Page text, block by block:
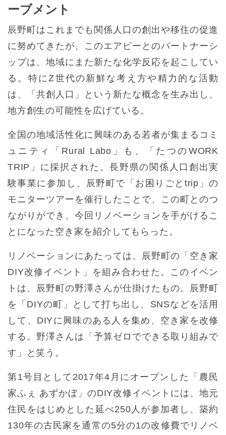
ーブメント
辰野町はこれまでも関係人口の創出や移住の促進
に努めてきたが、このエアビーとのパートナーシ
ップは、地域にまた新たな化学反応を起こしてい
る。特にZ世代の新鮮な考え方や精力的な活動
は、「共創人口」という新たな概念を生み出し、
地方創生の可能性を広げている。
全国の地域活性化に興味のある若者が集まるコミ
ュニティ「Rural Labo」も、「たつのWORK
TRIP」に採択された。長野県の関係人口創出実
験事業に参加し、辰野町で「お困りごとtrip」の
モニターツアーを催行したことで、この町とのつ
ながりができ、今回リノベーションを手がけるこ
とになった空き家を紹介してもらった。
リノベーションにあたっては、辰野町の「空き家
DIY改修イベント」を組み合わせた。このイベン
トは、辰野町の野澤さんが仕掛けたもの。辰野町
を「DIYの町」として打ち出し、SNSなどを活用
して、DIYに興味のある人を集め、空き家を改修
する。野澤さんは「予算ゼロでできる取り組みで
す」と笑う。
第1号目として2017年4月にオープンした「農民
家ふぇ あずかぼ」のDIY改修イベントには、地元
住民をはじめとした延べ250人が参加者し、築約
130年の古民家を通常の5分の1の改修費でリノベ